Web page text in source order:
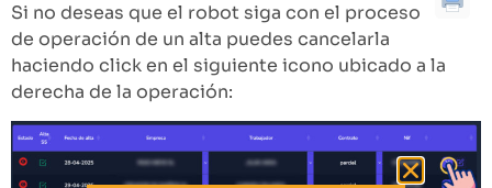
Si no deseas que el robot siga con el proceso
de operación de un alta puedes cancelarla
haciendo click en el siguiente icono ubicado a la
derecha de la operación: